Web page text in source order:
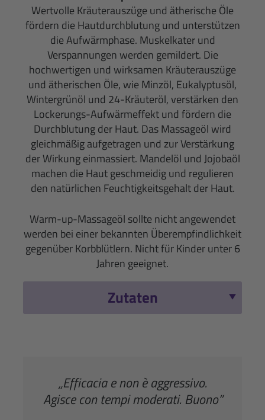
Wertvolle Kräuterauszüge und ätheri­sche Öle
fördern die Hautdurchblutung und unterstützen
die Aufwärmphase. Muskelkater und
Verspannungen werden gemildert. Die
hochwertigen und wirksamen Kräuterauszüge
und ätherischen Öle, wie Minzöl, Eukalyptusöl,
Wintergrünöl und 24-Kräuteröl, verstärken den
Lockerungs-Aufwärmeffekt und fördern die
Durchblutung der Haut. Das Massageöl wird
gleichmäßig aufgetragen und zur Verstärkung
der Wirkung einmassiert. Mandelöl und Jojobaöl
machen die Haut geschmeidig und regulieren
den natürlichen Feuchtigkeitsgehalt der Haut.
Warm-up-Massageöl sollte nicht angewendet
werden bei einer bekannten Überempfindlichkeit
gegenüber Korbblütlern. Nicht für Kinder unter 6
Jahren geeignet.
Zutaten
„Efficacia e non è aggressivo.
Agisce con tempi moderati. Buono”